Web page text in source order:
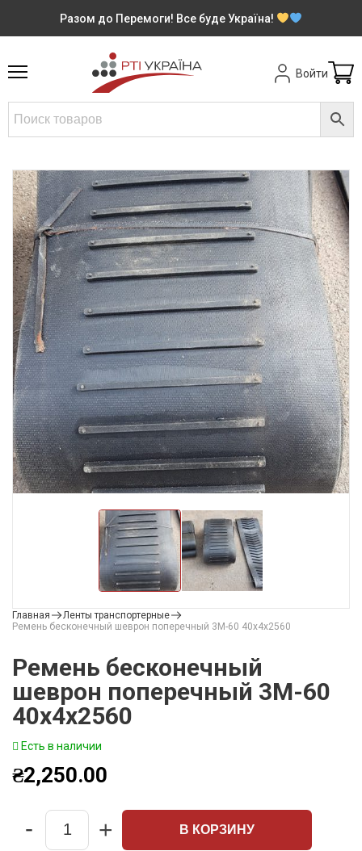
Разом до Перемоги! Все буде Україна!
Войти
Главная
Ленты транспортерные
Ремень бесконечный шеврон поперечный 3М-60 40х4х2560
Ремень бесконечный
шеврон поперечный 3М-60
40х4х2560
Есть в наличии
₴2,250.00
Quantity
- + В КОРЗИНУ